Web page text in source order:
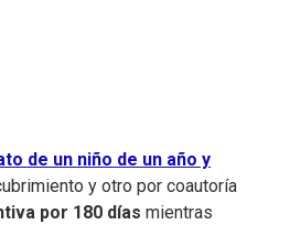
de un niño de un año y
y otro por coautoría
por 180 días mientras